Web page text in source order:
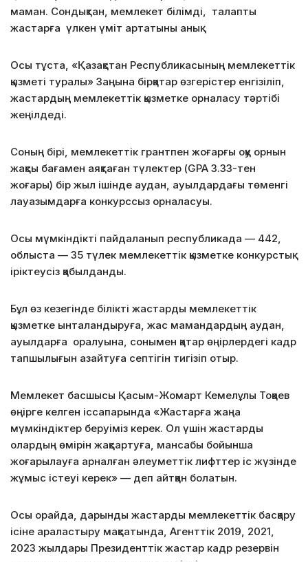
маман. Сондықтан, мемлекет білімді, талапты
жастарға үлкен үміт артатыны анық.
Осы тұста, «Қазақстан Республикасының мемлекеттік
қызметі туралы» Заңына бірқатар өзгерістер енгізіліп,
жастардың мемлекеттік қызметке орналасу тәртібі
жеңілдеді.
Соның бірі, мемлекеттік грантпен жоғарғы оқу орнын
жақсы бағамен аяқтаған түлектер (GPA 3.33-тен
жоғары) бір жыл ішінде аудан, ауылдардағы төменгі
лауазымдарға конкурссыз орналасуы.
Осы мүмкіндікті пайдаланып республикада — 442,
облыста — 35 түлек мемлекеттік қызметке конкурстық
іріктеусіз қабылданды.
Бұл өз кезегінде білікті жастарды мемлекеттік
қызметке ынталандыруға, жас мамандардың аудан,
ауылдарға оралуына, сонымен қатар өңірлердегі кадр
тапшылығын азайтуға септігін тигізіп отыр.
Мемлекет басшысы Қасым-Жомарт Кемелұлы Тоқаев
өңірге келген іссапарында «Жастарға жаңа
мүмкіндіктер беруіміз керек. Ол үшін жастарды
олардың өмірін жақсартуға, мансабы бойынша
жоғарылауға арналған әлеуметтік лифттер іс жүзінде
жұмыс істеуі керек» — деп айтқан болатын.
Осы орайда, дарынды жастарды мемлекеттік басқару
ісіне араластыру мақсатында, Агенттік 2019, 2021,
2023 жылдары Президенттік жастар кадр резервін